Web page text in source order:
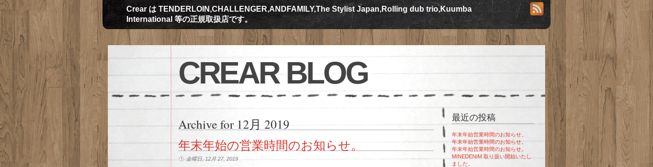
Crear は TENDERLOIN,CHALLENGER,ANDFAMILY,The Stylist Japan,Rolling dub trio,Kuumba
International 等の正規取扱店です。
CREAR BLOG
Archive for 12月 2019
年末年始の営業時間のお知らせ。
金曜日, 12月 27, 2019
最近の投稿
年末年始営業時間のお知らせ。
年末年始営業時間のお知らせ。
年末年始営業時間のお知らせ。
MINEDENIM 取り扱い開始いたし
ました。